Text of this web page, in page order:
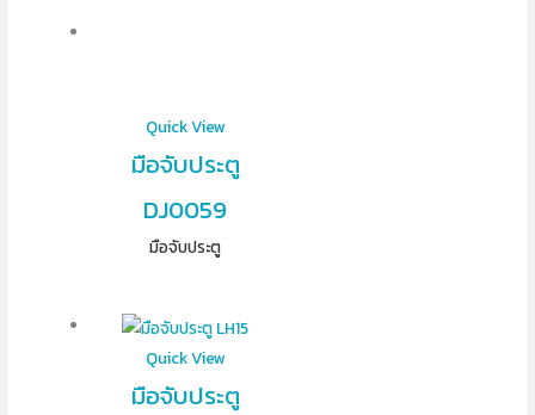
Quick View
มือจับประตู
DJ0059
มือจับประตู
Quick View
มือจับประตู